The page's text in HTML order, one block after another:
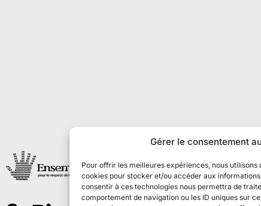
Gérer le consentement
Pour offrir les meilleures expériences, nous utilisons
cookies pour stocker et/ou accéder aux
consentir à ces technologies nous permettra de
comportement de navigation ou les ID uniques sur